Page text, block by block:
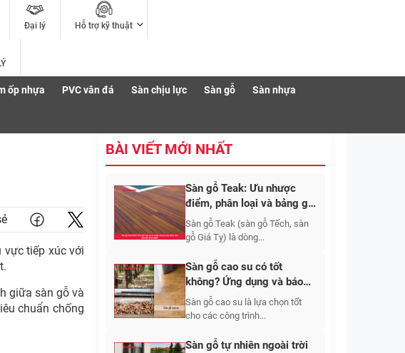
Đại lý Hỗ trợ kỹ thuật
ốp nhựa PVC vân đá Sàn chịu lực Sàn gỗ Sàn nhựa
vực tiếp xúc với
giữa sàn gỗ và
chuẩn chống
BÀI VIẾT MỚI NHẤT
Sàn gỗ Teak: Ưu nhược
điểm, phân loại và bảng giá
thi công mới nhất?
Sàn gỗ Teak (sàn gỗ Tếch, sàn
gỗ Giá Tỵ) là dòng...
Sàn gỗ cao su có tốt
không? Ứng dụng và báo
giá 2026
Sàn gỗ cao su là lựa chọn tốt
cho các công trình...
Sàn gỗ tự nhiên ngoài trời